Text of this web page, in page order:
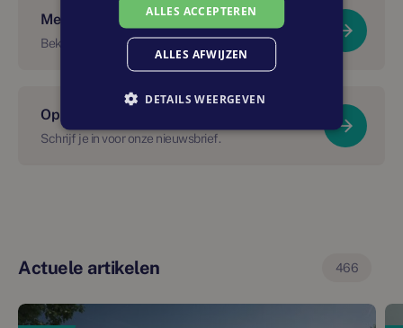
Meer over dit project?
Bekijk De Smederij
Op de hoogte blijven van dit project?
Schrijf je in voor onze nieuwsbrief.
Actuele artikelen 466
ALLES ACCEPTEREN
ALLES AFWIJZEN
DETAILS WEERGEVEN